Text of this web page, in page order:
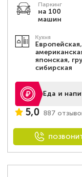
Паркинг
на 100
машин
Кухня
японская,
сибирская
Еда и
5,0 887